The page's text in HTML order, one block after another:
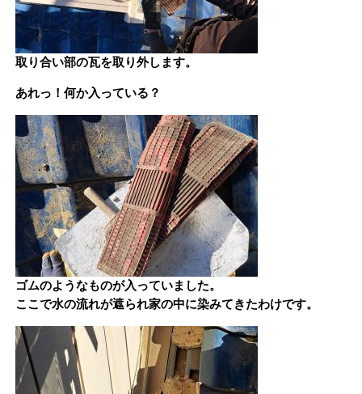
取り合い部の瓦を取り外します。
あれっ！何か入っている？
ゴムのようなものが入っていました。
ここで水の流れが遮られ家の中に染みてきたわけです。